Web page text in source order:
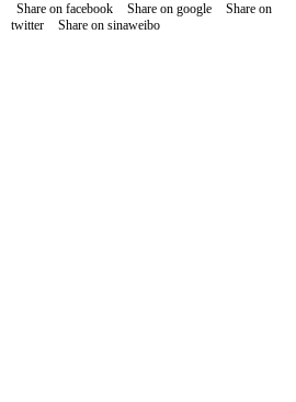
Share on facebook Share on google
Share on
twitter
Share on sinaweibo